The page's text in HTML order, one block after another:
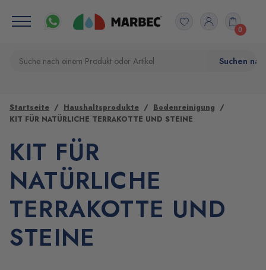
0
Startseite Haushaltsprodukte
Bodenreinigung
KIT FÜR NATÜRLICHE TERRAKOTTE UND STEINE
KIT FÜR
NATÜRLICHE
TERRAKOTTE UND
STEINE